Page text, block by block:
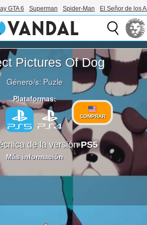
GTA 6 Superman Spider-Man El Señor de los
Pictures Of Dog
Género/s: Puzle
Plataformas:
COMPRAR
de la versiónPS5
Más información